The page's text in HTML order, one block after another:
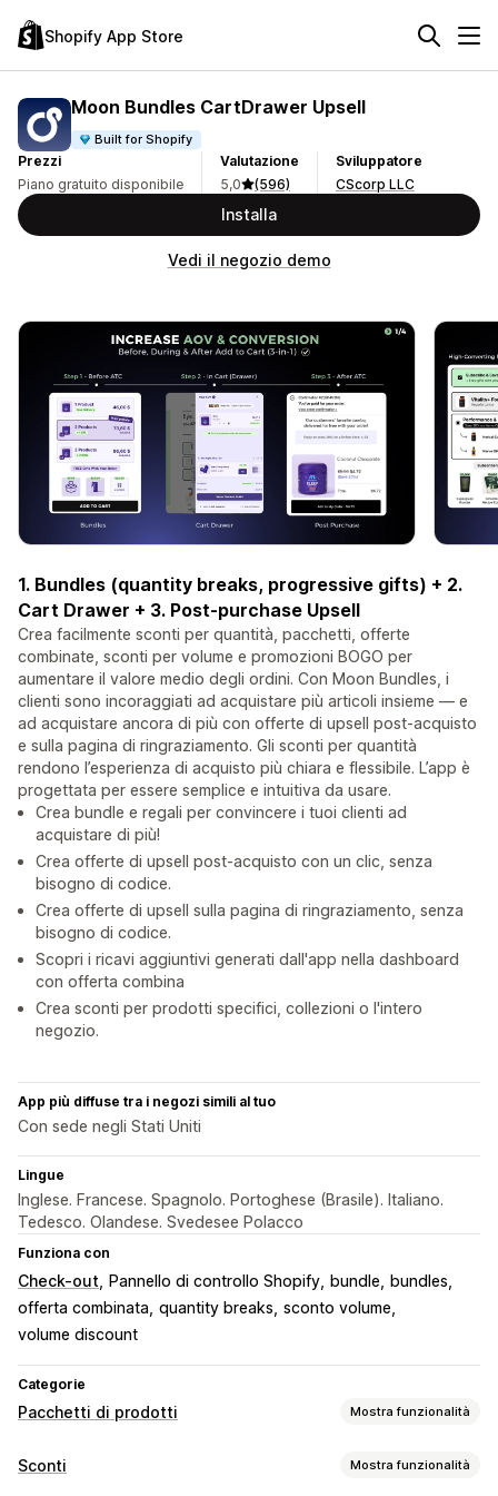
Shopify App Store
Moon Bundles CartDrawer Upsell
Built for Shopify
Prezzi
Piano gratuito disponibile
Valutazione
5,0
(596)
Sviluppatore
CScorp LLC
Installa
Vedi il negozio demo
1. Bundles (quantity breaks, progressive gifts) + 2.
Cart Drawer + 3. Post-purchase Upsell
Crea facilmente sconti per quantità, pacchetti, offerte
combinate, sconti per volume e promozioni BOGO per
aumentare il valore medio degli ordini. Con Moon Bundles, i
clienti sono incoraggiati ad acquistare più articoli insieme — e
ad acquistare ancora di più con offerte di upsell post-acquisto
e sulla pagina di ringraziamento. Gli sconti per quantità
rendono l’esperienza di acquisto più chiara e flessibile. L’app è
progettata per essere semplice e intuitiva da usare.
Crea bundle e regali per convincere i tuoi clienti ad
acquistare di più!
Crea offerte di upsell post-acquisto con un clic, senza
bisogno di codice.
Crea offerte di upsell sulla pagina di ringraziamento, senza
bisogno di codice.
Scopri i ricavi aggiuntivi generati dall'app nella dashboard
con offerta combina
Crea sconti per prodotti specifici, collezioni o l'intero
negozio.
App più diffuse tra i negozi simili al tuo
Con sede negli Stati Uniti
Lingue
Inglese. Francese. Spagnolo. Portoghese (Brasile). Italiano.
Tedesco. Olandese. Svedesee Polacco
Funziona con
Check-out Pannello di controllo Shopify bundle
bundles
offerta combinata quantity breaks sconto volume
volume discount
Categorie
Pacchetti di prodotti Mostra funzionalità
Tipi di pacchetti
Sconti Mostra funzionalità